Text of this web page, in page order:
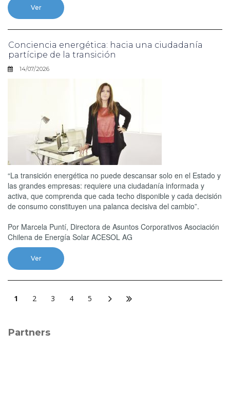
Ver
Conciencia energética: hacia una ciudadanía
partícipe de la transición
14/07/2026
“La transición energética no puede descansar solo en el Estado y
las grandes empresas: requiere una ciudadanía informada y
activa, que comprenda que cada techo disponible y cada decisión
de consumo constituyen una palanca decisiva del cambio”.
Por Marcela Puntí, Directora de Asuntos Corporativos Asociación
Chilena de Energía Solar ACESOL AG
Ver
1 2 3 4 5
Partners